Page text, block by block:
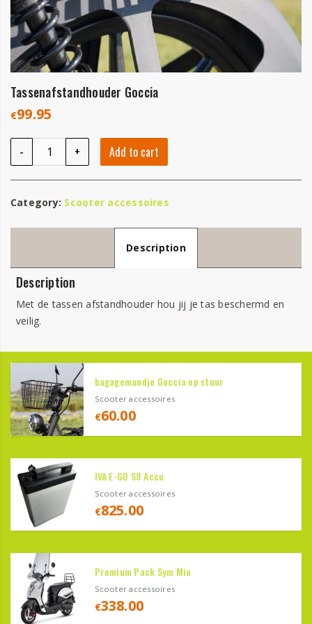
Tassenafstandhouder Goccia
€99.95
-
Tassenafstandhouder Goccia quantity
+ Add to cart
Category: Scooter accessoires
Description
Description
Met de tassen afstandhouder hou jij je tas beschermd en
veilig.
bagagemandje Goccia op stuur
Scooter accessoires
€60.00
IVA E-GO S8 Accu
Scooter accessoires
€825.00
Premium Pack Sym Mio
Scooter accessoires
€338.00